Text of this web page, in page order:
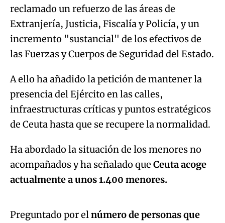
reclamado un refuerzo de las áreas de
Extranjería, Justicia, Fiscalía y Policía, y un
incremento "sustancial" de los efectivos de
las Fuerzas y Cuerpos de Seguridad del Estado.
A ello ha añadido la petición de mantener la
presencia del Ejército en las calles,
infraestructuras críticas y puntos estratégicos
de Ceuta hasta que se recupere la normalidad.
Ha abordado la situación de los menores no
acompañados y ha señalado que Ceuta acoge
actualmente a unos 1.400 menores.
Algo salió mal.
Preguntado por elnúmero de personas que